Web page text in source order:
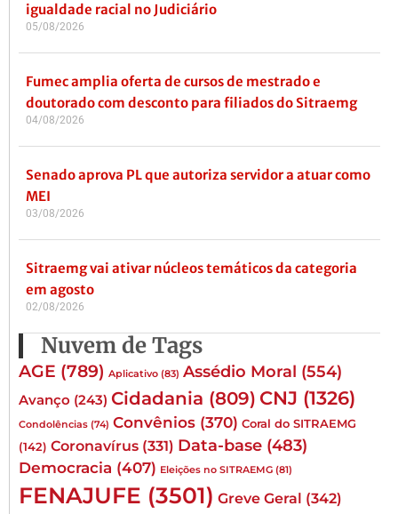
igualdade racial no Judiciário
05/08/2026
Fumec amplia oferta de cursos de mestrado e
doutorado com desconto para filiados do Sitraemg
04/08/2026
Senado aprova PL que autoriza servidor a atuar como
MEI
03/08/2026
Sitraemg vai ativar núcleos temáticos da categoria
em agosto
02/08/2026
Nuvem de Tags
AGE (789) Aplicativo (83) Assédio Moral (554)
Avanço (243) Cidadania (809) CNJ (1326)
Condolências (74) Convênios (370) Coral do SITRAEMG
(142) Coronavírus (331) Data-base (483)
Democracia (407) Eleições no SITRAEMG (81)
FENAJUFE (3501) Greve Geral (342)